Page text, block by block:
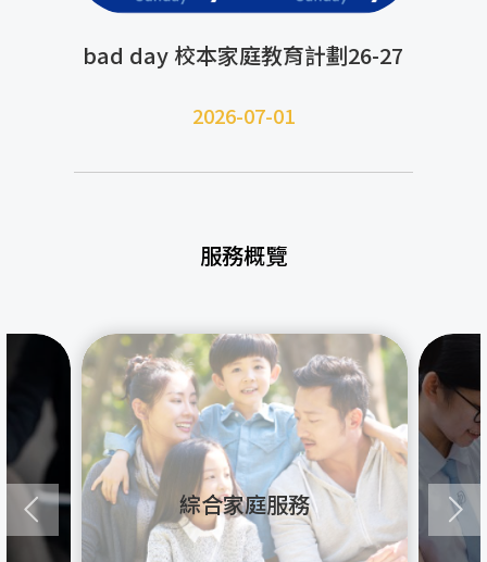
bad day 校本家庭教育計劃26-27
2026-07-01
服務概覽
綜合家庭服務